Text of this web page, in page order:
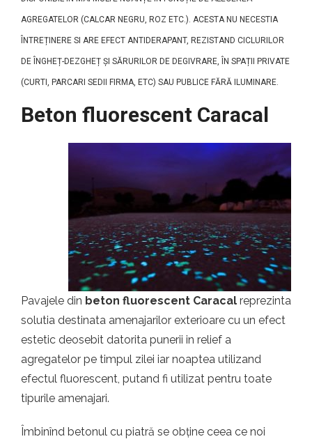
AGREGATELOR (CALCAR NEGRU, ROZ ETC.). ACESTA NU NECESTIA
ÎNTREȚINERE SI ARE EFECT ANTIDERAPANT, REZISTAND CICLURILOR
DE ÎNGHEȚ-DEZGHEȚ ȘI SĂRURILOR DE DEGIVRARE, ÎN SPAȚII PRIVATE
(CURTI, PARCARI SEDII FIRMA, ETC) SAU PUBLICE FĂRĂ ILUMINARE.
Beton fluorescent Caracal
Pavajele din beton fluorescent Caracal reprezinta
solutia destinata amenajarilor exterioare cu un efect
estetic deosebit datorita punerii in relief a
agregatelor pe timpul zilei iar noaptea utilizand
efectul fluorescent, putand fi utilizat pentru toate
tipurile amenajari.
Îmbinînd betonul cu piatră se obține ceea ce noi